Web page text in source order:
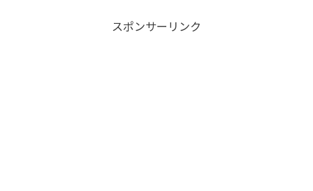
スポンサーリンク